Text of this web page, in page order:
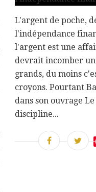
L'argent de poche,
l'indépendance
l'argent est une
devrait incomber
grands, du moins
croyons. Pourtant
dans son ouvrage
discipline...